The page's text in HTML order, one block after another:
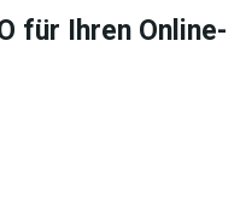
für Ihren Online-